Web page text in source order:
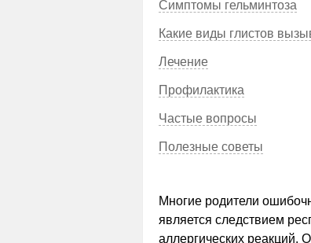
Симптомы гельминтоза
Какие виды глистов
Лечение
Профилактика
Частые вопросы
Полезные советы
Многие родители
является следствием
аллергических реакций.